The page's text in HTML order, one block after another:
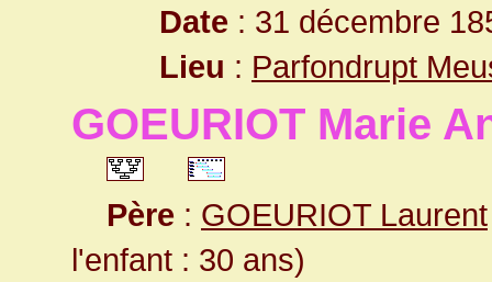
Date : 31 décembre
Lieu : Parfondrupt
GOEURIOT Marie
Père : GOEURIOT Laurent
l'enfant : 30 ans)